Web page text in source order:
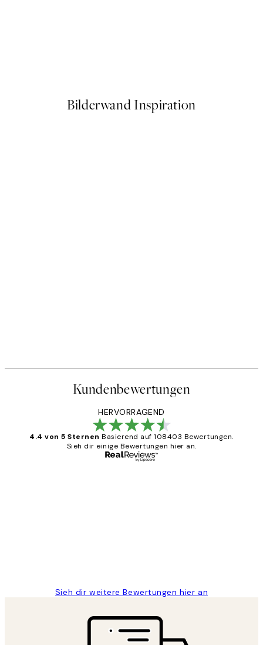
Bilderwand Inspiration
Kundenbewertungen
HERVORRAGEND
4.4 von 5 Sternen Basierend auf 108403 Bewertungen.
Sieh dir einige Bewertungen hier an.
Sieh dir weitere Bewertungen hier an